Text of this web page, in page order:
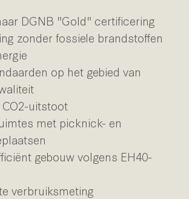
DGNB "Gold" certificering
zonder fossiele brandstoffen
op het gebied van
uitstoot
met picknick- en
gebouw volgens EH40-
verbruiksmeting